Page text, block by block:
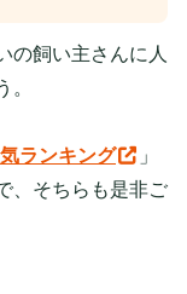
の飼い主さんに人
。
ランキング
」
、そちらも是非ご